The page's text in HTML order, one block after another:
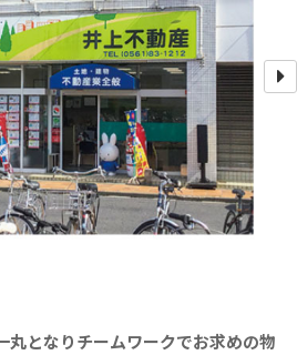
丸となりチームワークでお求めの物